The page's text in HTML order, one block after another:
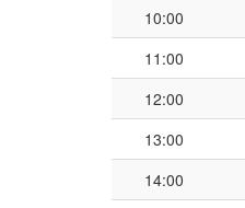
10:00
11:00
12:00
13:00
14:00